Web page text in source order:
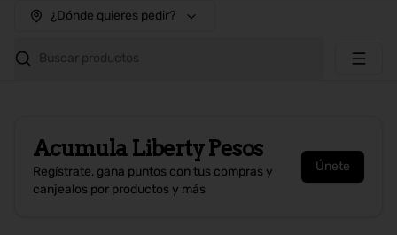
¿Dónde quieres pedir?
Buscar productos
Acumula Liberty Pesos
Regístrate, gana puntos con tus compras y
canjealos por productos y más
Únete